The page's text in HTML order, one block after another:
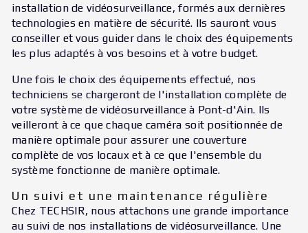
installation de vidéosurveillance, formés aux dernières
technologies en matière de sécurité. Ils sauront vous
conseiller et vous guider dans le choix des équipements
les plus adaptés à vos besoins et à votre budget.
Une fois le choix des équipements effectué, nos
techniciens se chargeront de l'installation complète de
votre système de vidéosurveillance à Pont-d'Ain. Ils
veilleront à ce que chaque caméra soit positionnée de
manière optimale pour assurer une couverture
complète de vos locaux et à ce que l'ensemble du
système fonctionne de manière optimale.
Un suivi et une maintenance régulière
Chez TECHSIR, nous attachons une grande importance
au suivi de nos installations de vidéosurveillance. Une